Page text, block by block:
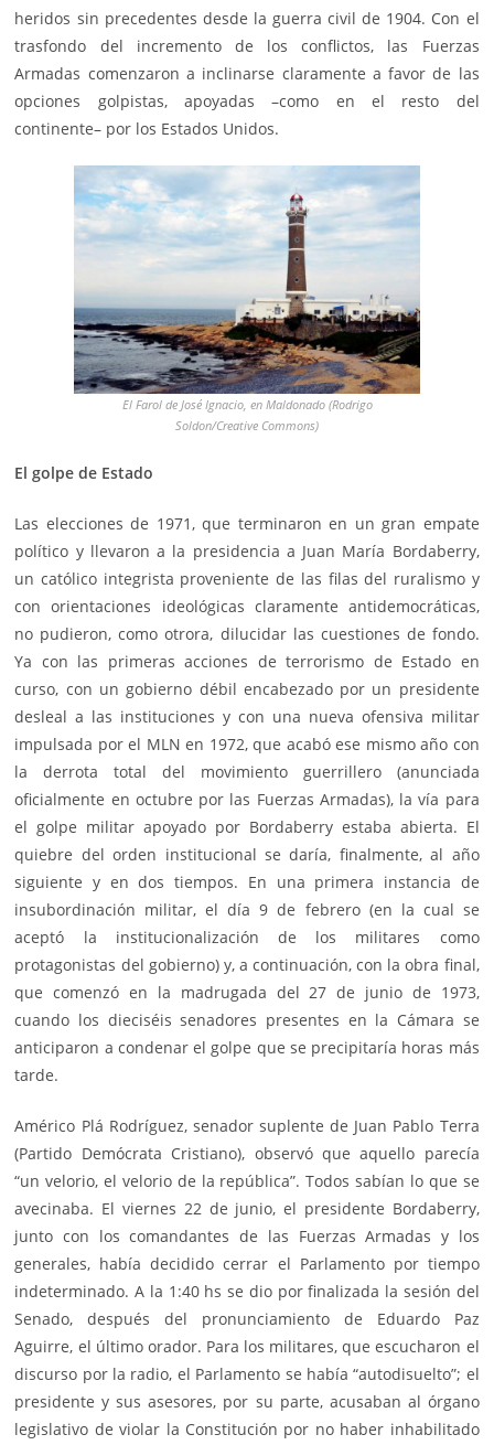
heridos sin precedentes desde la guerra civil de 1904. Con el
trasfondo del incremento de los conflictos, las Fuerzas
Armadas comenzaron a inclinarse claramente a favor de las
opciones golpistas, apoyadas –como en el resto del
continente– por los Estados Unidos.
El Farol de José Ignacio, en Maldonado (Rodrigo
Soldon/Creative Commons)
El golpe de Estado
Las elecciones de 1971, que terminaron en un gran empate
político y llevaron a la presidencia a Juan María Bordaberry,
un católico integrista proveniente de las filas del ruralismo y
con orientaciones ideológicas claramente antidemocráticas,
no pudieron, como otrora, dilucidar las cuestiones de fondo.
Ya con las primeras acciones de terrorismo de Estado en
curso, con un gobierno débil encabezado por un presidente
desleal a las instituciones y con una nueva ofensiva militar
impulsada por el MLN en 1972, que acabó ese mismo año con
la derrota total del movimiento guerrillero (anunciada
oficialmente en octubre por las Fuerzas Armadas), la vía para
el golpe militar apoyado por Bordaberry estaba abierta. El
quiebre del orden institucional se daría, finalmente, al año
siguiente y en dos tiempos. En una primera instancia de
insubordinación militar, el día 9 de febrero (en la cual se
aceptó la institucionalización de los militares como
protagonistas del gobierno) y, a continuación, con la obra final,
que comenzó en la madrugada del 27 de junio de 1973,
cuando los dieciséis senadores presentes en la Cámara se
anticiparon a condenar el golpe que se precipitaría horas más
tarde.
Américo Plá Rodríguez, senador suplente de Juan Pablo Terra
(Partido Demócrata Cristiano), observó que aquello parecía
“un velorio, el velorio de la república”. Todos sabían lo que se
avecinaba. El viernes 22 de junio, el presidente Bordaberry,
junto con los comandantes de las Fuerzas Armadas y los
generales, había decidido cerrar el Parlamento por tiempo
indeterminado. A la 1:40 hs se dio por finalizada la sesión del
Senado, después del pronunciamiento de Eduardo Paz
Aguirre, el último orador. Para los militares, que escucharon el
discurso por la radio, el Parlamento se había “autodisuelto”; el
presidente y sus asesores, por su parte, acusaban al órgano
legislativo de violar la Constitución por no haber inhabilitado